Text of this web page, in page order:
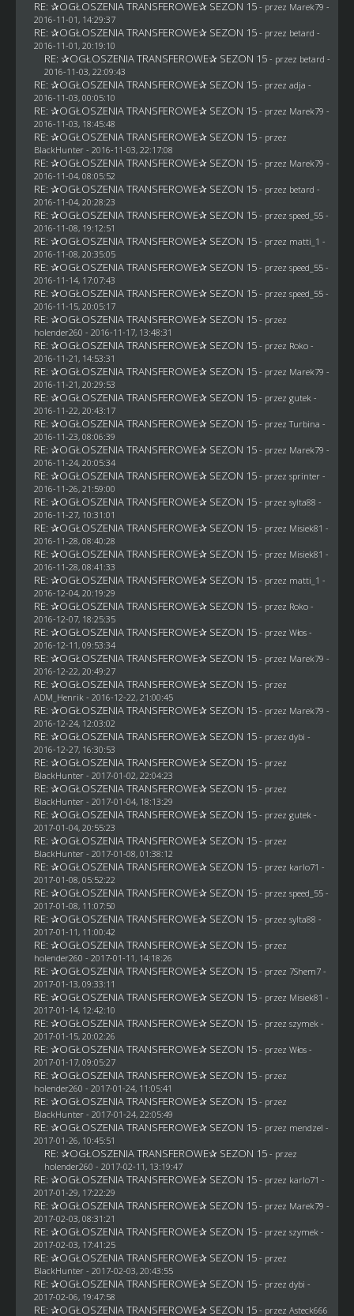
RE: ✰OGŁOSZENIA TRANSFEROWE✰ SEZON 15 - przez Marek79 -
2016-11-01, 14:29:37
RE: ✰OGŁOSZENIA TRANSFEROWE✰ SEZON 15 - przez betard -
2016-11-01, 20:19:10
RE: ✰OGŁOSZENIA TRANSFEROWE✰ SEZON 15 - przez betard -
2016-11-03, 22:09:43
RE: ✰OGŁOSZENIA TRANSFEROWE✰ SEZON 15 - przez adja -
2016-11-03, 00:05:10
RE: ✰OGŁOSZENIA TRANSFEROWE✰ SEZON 15 - przez Marek79 -
2016-11-03, 18:45:48
RE: ✰OGŁOSZENIA TRANSFEROWE✰ SEZON 15 - przez
BlackHunter- 2016-11-03, 22:17:08
RE: ✰OGŁOSZENIA TRANSFEROWE✰ SEZON 15 - przez Marek79 -
2016-11-04, 08:05:52
RE: ✰OGŁOSZENIA TRANSFEROWE✰ SEZON 15 - przez betard -
2016-11-04, 20:28:23
RE: ✰OGŁOSZENIA TRANSFEROWE✰ SEZON 15 - przez speed_55 -
2016-11-08, 19:12:51
RE: ✰OGŁOSZENIA TRANSFEROWE✰ SEZON 15 - przez matti_1 -
2016-11-08, 20:35:05
RE: ✰OGŁOSZENIA TRANSFEROWE✰ SEZON 15 - przez speed_55 -
2016-11-14, 17:07:43
RE: ✰OGŁOSZENIA TRANSFEROWE✰ SEZON 15 - przez speed_55 -
2016-11-15, 20:05:17
RE: ✰OGŁOSZENIA TRANSFEROWE✰ SEZON 15 - przez
holender260 - 2016-11-17, 13:48:31
RE: ✰OGŁOSZENIA TRANSFEROWE✰ SEZON 15 - przez Roko-
2016-11-21, 14:53:31
RE: ✰OGŁOSZENIA TRANSFEROWE✰ SEZON 15 - przez Marek79 -
2016-11-21, 20:29:53
RE: ✰OGŁOSZENIA TRANSFEROWE✰ SEZON 15 - przez gutek -
2016-11-22, 20:43:17
RE: ✰OGŁOSZENIA TRANSFEROWE✰ SEZON 15 - przez Turbina -
2016-11-23, 08:06:39
RE: ✰OGŁOSZENIA TRANSFEROWE✰ SEZON 15 - przez Marek79 -
2016-11-24, 20:05:34
RE: ✰OGŁOSZENIA TRANSFEROWE✰ SEZON 15 - przez sprinter -
2016-11-26, 21:59:00
RE: ✰OGŁOSZENIA TRANSFEROWE✰ SEZON 15 - przez sylta88 -
2016-11-27, 10:31:01
RE: ✰OGŁOSZENIA TRANSFEROWE✰ SEZON 15 - przez Misiek81 -
2016-11-28, 08:40:28
RE: ✰OGŁOSZENIA TRANSFEROWE✰ SEZON 15 - przez Misiek81 -
2016-11-28, 08:41:33
RE: ✰OGŁOSZENIA TRANSFEROWE✰ SEZON 15 - przez matti_1 -
2016-12-04, 20:19:29
RE: ✰OGŁOSZENIA TRANSFEROWE✰ SEZON 15 - przez Roko-
2016-12-07, 18:25:35
RE: ✰OGŁOSZENIA TRANSFEROWE✰ SEZON 15 - przez Włos-
2016-12-11, 09:53:34
RE: ✰OGŁOSZENIA TRANSFEROWE✰ SEZON 15 - przez Marek79 -
2016-12-22, 20:49:27
RE: ✰OGŁOSZENIA TRANSFEROWE✰ SEZON 15 - przez
ADM_Henrik - 2016-12-22, 21:00:45
RE: ✰OGŁOSZENIA TRANSFEROWE✰ SEZON 15 - przez Marek79 -
2016-12-24, 12:03:02
RE: ✰OGŁOSZENIA TRANSFEROWE✰ SEZON 15 - przez dybi -
2016-12-27, 16:30:53
RE: ✰OGŁOSZENIA TRANSFEROWE✰ SEZON 15 - przez
BlackHunter- 2017-01-02, 22:04:23
RE: ✰OGŁOSZENIA TRANSFEROWE✰ SEZON 15 - przez
BlackHunter- 2017-01-04, 18:13:29
RE: ✰OGŁOSZENIA TRANSFEROWE✰ SEZON 15 - przez gutek -
2017-01-04, 20:55:23
RE: ✰OGŁOSZENIA TRANSFEROWE✰ SEZON 15 - przez
BlackHunter- 2017-01-08, 01:38:12
RE: ✰OGŁOSZENIA TRANSFEROWE✰ SEZON 15 - przez karlo71 -
2017-01-08, 05:52:22
RE: ✰OGŁOSZENIA TRANSFEROWE✰ SEZON 15 - przez speed_55 -
2017-01-08, 11:07:50
RE: ✰OGŁOSZENIA TRANSFEROWE✰ SEZON 15 - przez sylta88 -
2017-01-11, 11:00:42
RE: ✰OGŁOSZENIA TRANSFEROWE✰ SEZON 15 - przez
holender260 - 2017-01-11, 14:18:26
RE: ✰OGŁOSZENIA TRANSFEROWE✰ SEZON 15 - przez 7Shem7-
2017-01-13, 09:33:11
RE: ✰OGŁOSZENIA TRANSFEROWE✰ SEZON 15 - przez Misiek81 -
2017-01-14, 12:42:10
RE: ✰OGŁOSZENIA TRANSFEROWE✰ SEZON 15 - przez szymek -
2017-01-15, 20:02:26
RE: ✰OGŁOSZENIA TRANSFEROWE✰ SEZON 15 - przez Włos-
2017-01-17, 09:05:27
RE: ✰OGŁOSZENIA TRANSFEROWE✰ SEZON 15 - przez
holender260 - 2017-01-24, 11:05:41
RE: ✰OGŁOSZENIA TRANSFEROWE✰ SEZON 15 - przez
BlackHunter- 2017-01-24, 22:05:49
RE: ✰OGŁOSZENIA TRANSFEROWE✰ SEZON 15 - przez mendzel -
2017-01-26, 10:45:51
RE: ✰OGŁOSZENIA TRANSFEROWE✰ SEZON 15 - przez
holender260 - 2017-02-11, 13:19:47
RE: ✰OGŁOSZENIA TRANSFEROWE✰ SEZON 15 - przez karlo71 -
2017-01-29, 17:22:29
RE: ✰OGŁOSZENIA TRANSFEROWE✰ SEZON 15 - przez Marek79 -
2017-02-03, 08:31:21
RE: ✰OGŁOSZENIA TRANSFEROWE✰ SEZON 15 - przez szymek -
2017-02-03, 17:41:25
RE: ✰OGŁOSZENIA TRANSFEROWE✰ SEZON 15 - przez
BlackHunter- 2017-02-03, 20:43:55
RE: ✰OGŁOSZENIA TRANSFEROWE✰ SEZON 15 - przez dybi -
2017-02-06, 19:47:58
RE: ✰OGŁOSZENIA TRANSFEROWE✰ SEZON 15 - przez Asteck666